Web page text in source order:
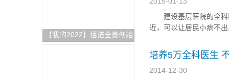
【我的2022】佰诺全景创始
建设基层医院的全科
近，可以让居民小病不
医生培训。她在这里要
培养5万全科医生
2014-12-30